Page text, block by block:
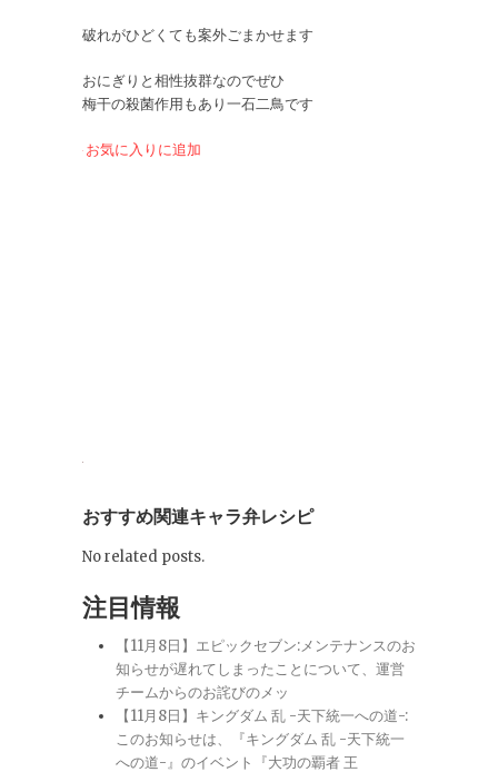
破れがひどくても案外ごまかせます
おにぎりと相性抜群なのでぜひ
梅干の殺菌作用もあり一石二鳥です
お気に入りに追加
おすすめ関連キャラ弁レシピ
No related posts.
注目情報
【11月8日】エピックセブン:メンテナンスのお
知らせが遅れてしまったことについて、運営
チームからのお詫びのメッ
【11月8日】キングダム 乱 -天下統一への道-:
このお知らせは、『キングダム 乱 -天下統一
への道-』のイベント『大功の覇者 王